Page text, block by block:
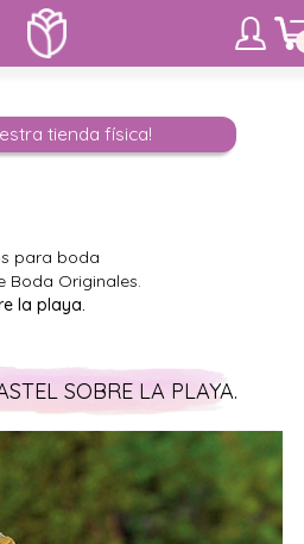
tienda física!
para boda
Boda Originales.
la playa.
SOBRE LA PLAYA.